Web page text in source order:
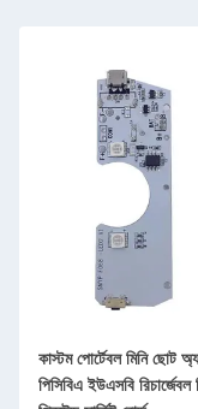
কাস্টম পোর্টেবল মিনি ছোট
পিসিবিএ ইউএসবি রিচার্জেবল